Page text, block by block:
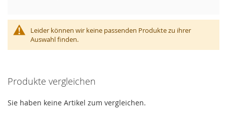
Leider können wir keine passenden Produkte zu ihrer
Auswahl finden.
Produkte vergleichen
Sie haben keine Artikel zum vergleichen.